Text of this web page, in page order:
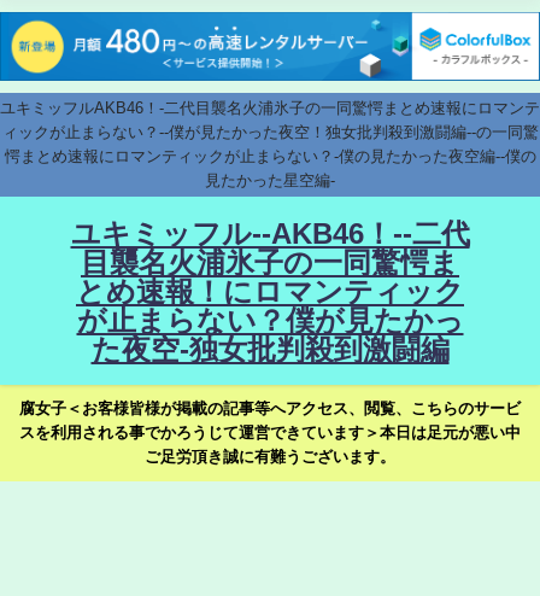
ユキミッフルAKB46！-二代目襲名火浦氷子の一同驚愕まとめ速報にロマンテ
ィックが止まらない？--僕が見たかった夜空！独女批判殺到激闘編--の一同驚
愕まとめ速報にロマンティックが止まらない？-僕の見たかった夜空編--僕の
見たかった星空編-
ユキミッフル--AKB46！--二代
目襲名火浦氷子の一同驚愕ま
とめ速報！にロマンティック
が止まらない？僕が見たかっ
た夜空-独女批判殺到激闘編
腐女子＜お客様皆様が掲載の記事等へアクセス、閲覧、こちらのサービ
スを利用される事でかろうじて運営できています＞本日は足元が悪い中
ご足労頂き誠に有難うございます。